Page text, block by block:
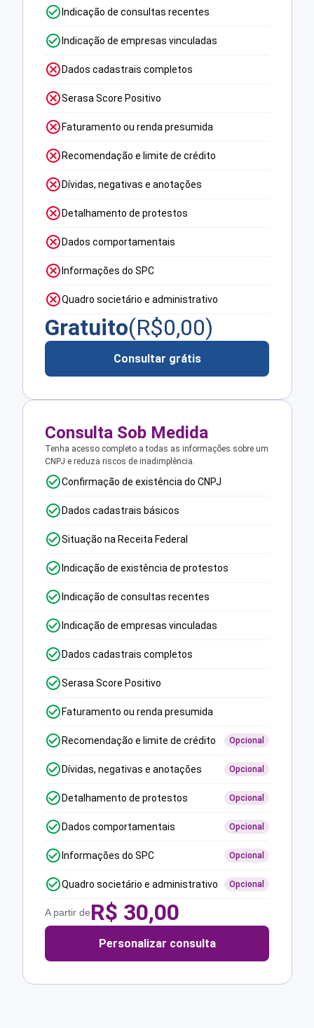
Indicação de consultas recentes
Indicação de empresas vinculadas
Dados cadastrais completos
Serasa Score Positivo
Faturamento ou renda presumida
Recomendação e limite de crédito
Dívidas, negativas e anotações
Detalhamento de protestos
Dados comportamentais
Informações do SPC
Quadro societário e administrativo
Gratuito(R$0,00)
Consultar grátis
Consulta Sob Medida
Tenha acesso completo a todas as informações sobre um
CNPJ e reduza riscos de inadimplência.
Confirmação de existência do CNPJ
Dados cadastrais básicos
Situação na Receita Federal
Indicação de existência de protestos
Indicação de consultas recentes
Indicação de empresas vinculadas
Dados cadastrais completos
Serasa Score Positivo
Faturamento ou renda presumida
Recomendação e limite de crédito Opcional
Dívidas, negativas e anotações Opcional
Detalhamento de protestos Opcional
Dados comportamentais Opcional
Informações do SPC Opcional
Quadro societário e administrativo Opcional
A partir deR$ 30,00
Personalizar consulta